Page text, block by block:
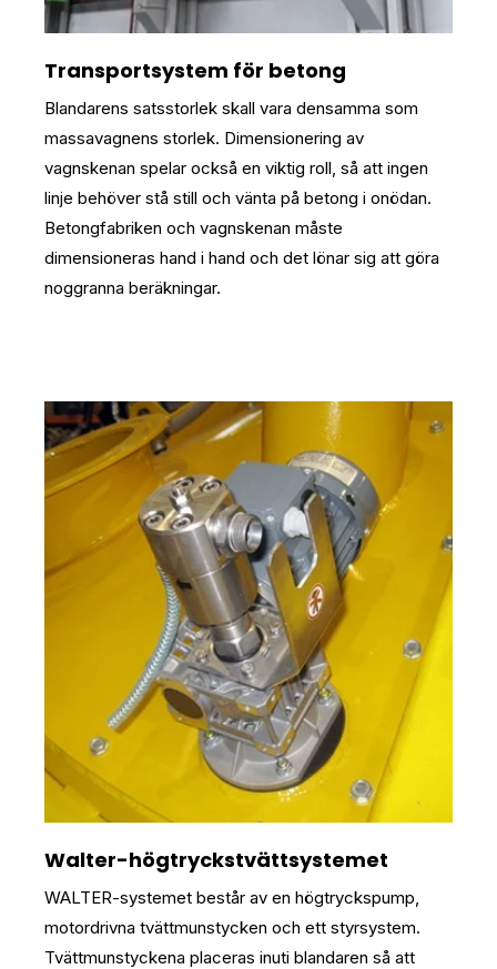
Transportsystem för betong
Blandarens satsstorlek skall vara densamma som
massavagnens storlek. Dimensionering av
vagnskenan spelar också en viktig roll, så att ingen
linje behöver stå still och vänta på betong i onödan.
Betongfabriken och vagnskenan måste
dimensioneras hand i hand och det lönar sig att göra
noggranna beräkningar.
Walter-högtryckstvättsystemet
WALTER-systemet består av en högtryckspump,
motordrivna tvättmunstycken och ett styrsystem.
Tvättmunstyckena placeras inuti blandaren så att